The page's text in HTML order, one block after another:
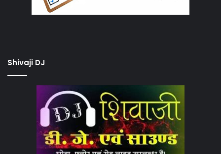
Shivaji DJ